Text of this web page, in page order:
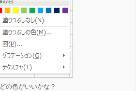
どの色がいいかな？